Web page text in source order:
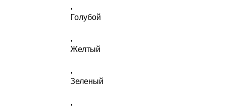
,
Голубой
,
Желтый
,
Зеленый
,